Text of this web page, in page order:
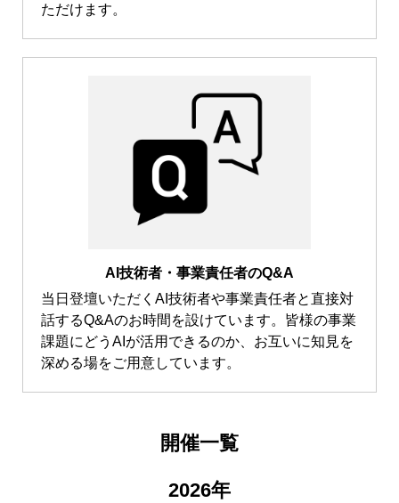
ただけます。
AI技術者・事業責任者のQ&A
当日登壇いただくAI技術者や事業責任者と直接対
話するQ&Aのお時間を設けています。皆様の事業
課題にどうAIが活用できるのか、お互いに知見を
深める場をご用意しています。
開催一覧
2026年